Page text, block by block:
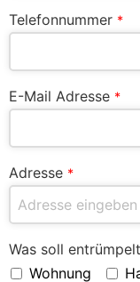
Telefonnummer *
E-Mail Adresse *
Adresse *
Was soll
Wohnung